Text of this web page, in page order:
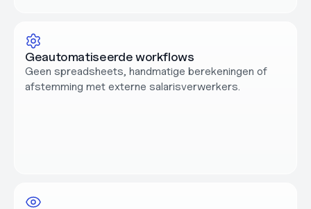
Geautomatiseerde workflows
Geen spreadsheets, handmatige berekeningen of
afstemming met externe salarisverwerkers.